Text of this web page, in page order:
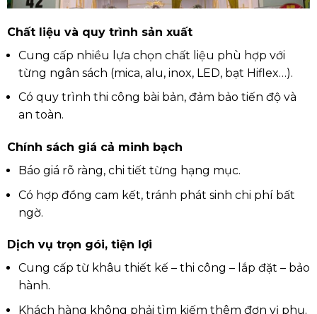
Chất liệu và quy trình sản xuất
Cung cấp nhiều lựa chọn chất liệu phù hợp với
từng ngân sách (mica, alu, inox, LED, bạt Hiflex…).
Có quy trình thi công bài bản, đảm bảo tiến độ và
an toàn.
Chính sách giá cả minh bạch
Báo giá rõ ràng, chi tiết từng hạng mục.
Có hợp đồng cam kết, tránh phát sinh chi phí bất
ngờ.
Dịch vụ trọn gói, tiện lợi
Cung cấp từ khâu thiết kế – thi công – lắp đặt – bảo
hành.
Khách hàng không phải tìm kiếm thêm đơn vị phụ.